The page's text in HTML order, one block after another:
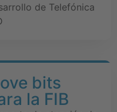
de Telefónica
bits
la FIB